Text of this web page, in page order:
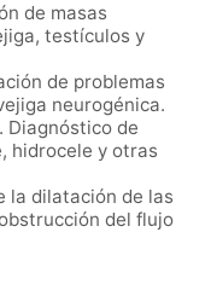
de masas
testículos y
de problemas
neurogénica.
. Diagnóstico de
hidrocele y otras
la dilatación de las
del flujo